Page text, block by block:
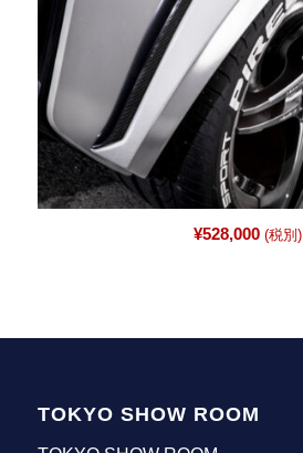
¥528,000(税別)
TOKYO SHOW ROOM